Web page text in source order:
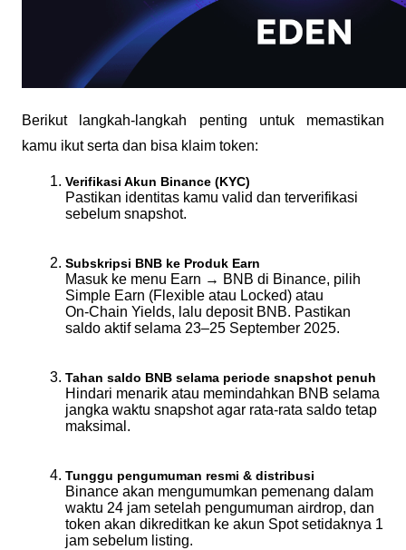
Berikut langkah-langkah penting untuk memastikan
kamu ikut serta dan bisa klaim token:
Verifikasi Akun Binance (KYC)
Pastikan identitas kamu valid dan terverifikasi
sebelum snapshot.
Subskripsi BNB ke Produk Earn
Masuk ke menu Earn → BNB di Binance, pilih
Simple Earn (Flexible atau Locked) atau
On-Chain Yields, lalu deposit BNB. Pastikan
saldo aktif selama 23–25 September 2025.
Tahan saldo BNB selama periode snapshot penuh
Hindari menarik atau memindahkan BNB selama
jangka waktu snapshot agar rata-rata saldo tetap
maksimal.
Tunggu pengumuman resmi & distribusi
Binance akan mengumumkan pemenang dalam
waktu 24 jam setelah pengumuman airdrop, dan
token akan dikreditkan ke akun Spot setidaknya 1
jam sebelum listing.